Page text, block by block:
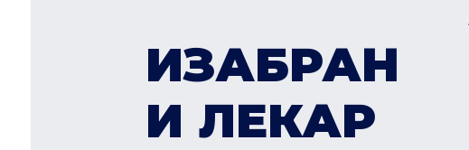
ИЗАБРАН
И ЛЕКАР